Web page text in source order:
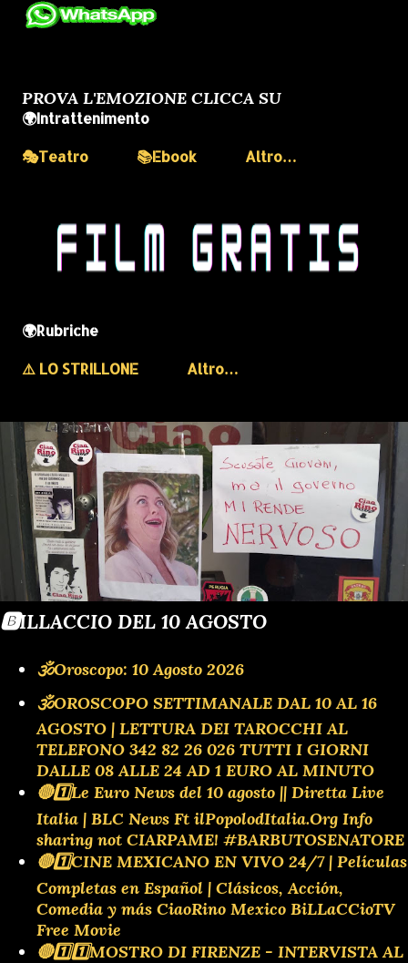
PROVA L'EMOZIONE CLICCA SU
🌍Intrattenimento
🎭Teatro
📚Ebook Altro…
🌍Rubriche
⚠️ LO STRILLONE
Altro…
🅱️ILLACCIO DEL 10 AGOSTO
🕉Oroscopo: 10 Agosto 2026
🕉OROSCOPO SETTIMANALE DAL 10 AL 16
AGOSTO | LETTURA DEI TAROCCHI AL
TELEFONO 342 82 26 026 TUTTI I GIORNI
DALLE 08 ALLE 24 AD 1 EURO AL MINUTO
🔴1️⃣Le Euro News del 10 agosto || Diretta Live
Italia | BLC News Ft ilPopolodItalia.Org Info
sharing not CIARPAME! #BARBUTOSENATORE
🔴1️⃣CINE MEXICANO EN VIVO 24/7 | Películas
Completas en Español | Clásicos, Acción,
Comedia y más CiaoRino Mexico BiLLaCCioTV
Free Movie
🔴1️⃣1️⃣MOSTRO DI FIRENZE - INTERVISTA AL